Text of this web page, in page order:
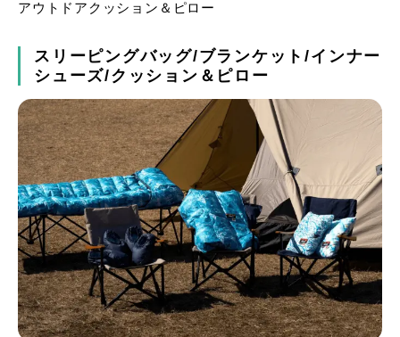
アウトドアクッション＆ピロー
スリーピングバッグ/ブランケット/インナー
シューズ/クッション＆ピロー